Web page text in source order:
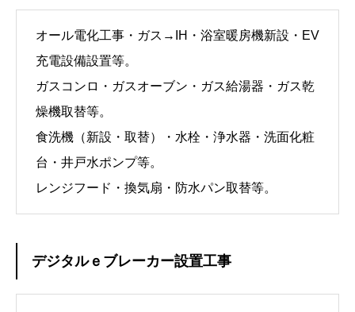
オール電化工事・ガス→IH・浴室暖房機新設・EV
充電設備設置等。
ガスコンロ・ガスオーブン・ガス給湯器・ガス乾
燥機取替等。
食洗機（新設・取替）・水栓・浄水器・洗面化粧
台・井戸水ポンプ等。
レンジフード・換気扇・防水パン取替等。
デジタルｅブレーカー設置工事